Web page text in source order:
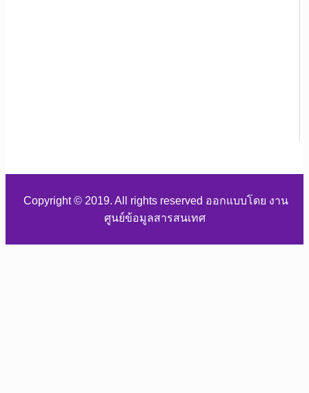
Copyright © 2019. All rights reserved ออกแบบโดย งาน
ศูนย์ข้อมูลสารสนเทศ